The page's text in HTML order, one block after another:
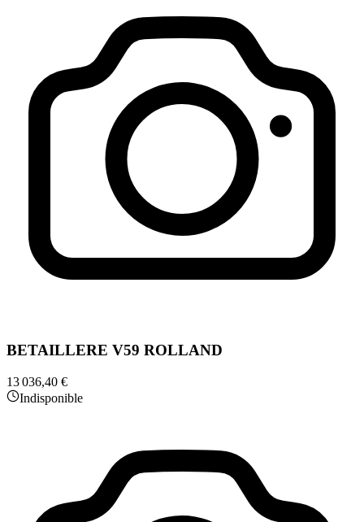
BETAILLERE V59 ROLLAND
13 036,40 €
Indisponible